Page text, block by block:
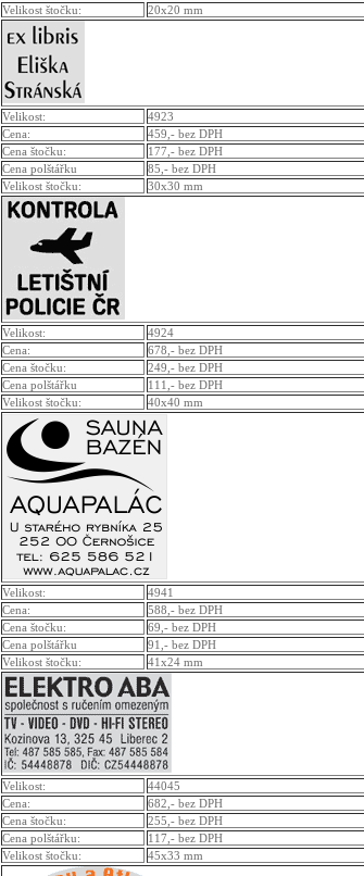
Velikost štočku:
20x20 mm
Velikost:
4923
Cena:
459,- bez DPH
Cena štočku:
177,- bez DPH
Cena polštářku
85,- bez DPH
Velikost štočku:
30x30 mm
Velikost:
4924
Cena:
678,- bez DPH
Cena štočku:
249,- bez DPH
Cena polštářku
111,- bez DPH
Velikost štočku:
40x40 mm
Velikost:
4941
Cena:
588,- bez DPH
Cena štočku:
69,- bez DPH
Cena polštářku
91,- bez DPH
Velikost štočku:
41x24 mm
Velikost:
44045
Cena:
682,- bez DPH
Cena štočku:
255,- bez DPH
Cena polštářku:
117,- bez DPH
Velikost štočku:
45x33 mm